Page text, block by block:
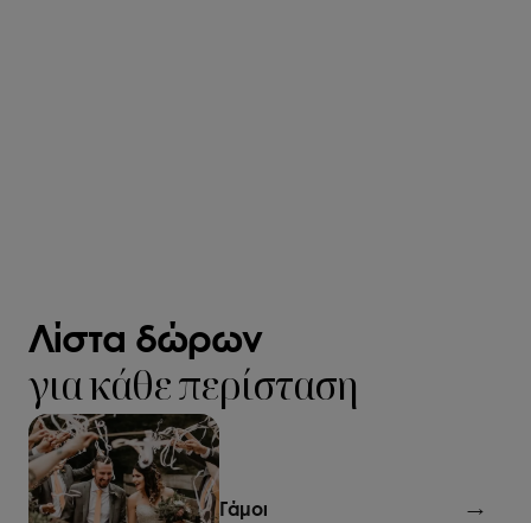
Λίστα δώρων
για κάθε περίσταση
Γάμοι →